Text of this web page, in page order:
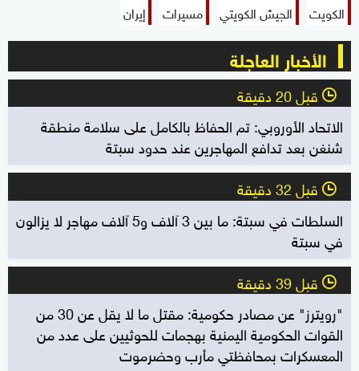
الكويت الجيش الكويتي مسيرات إيران
الأخبار العاجلة
l قبل 20 دقيقة
الاتحاد الأوروبي: تم الحفاظ بالكامل على سلامة منطقة
شنغن بعد تدافع المهاجرين عند حدود سبتة
l قبل 32 دقيقة
السلطات في سبتة: ما بين 3 آلاف و5 آلاف مهاجر لا يزالون
في سبتة
l قبل 39 دقيقة
"رويترز" عن مصادر حكومية: مقتل ما لا يقل عن 30 من
القوات الحكومية اليمنية بهجمات للحوثيين على عدد من
المعسكرات بمحافظتي مأرب وحضرموت